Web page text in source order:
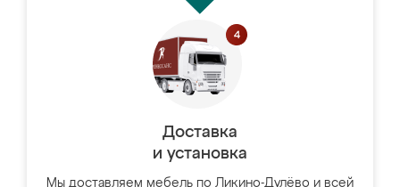
Доставка
и установка
Мы доставляем мебель по Ликино-Дулёво и всей